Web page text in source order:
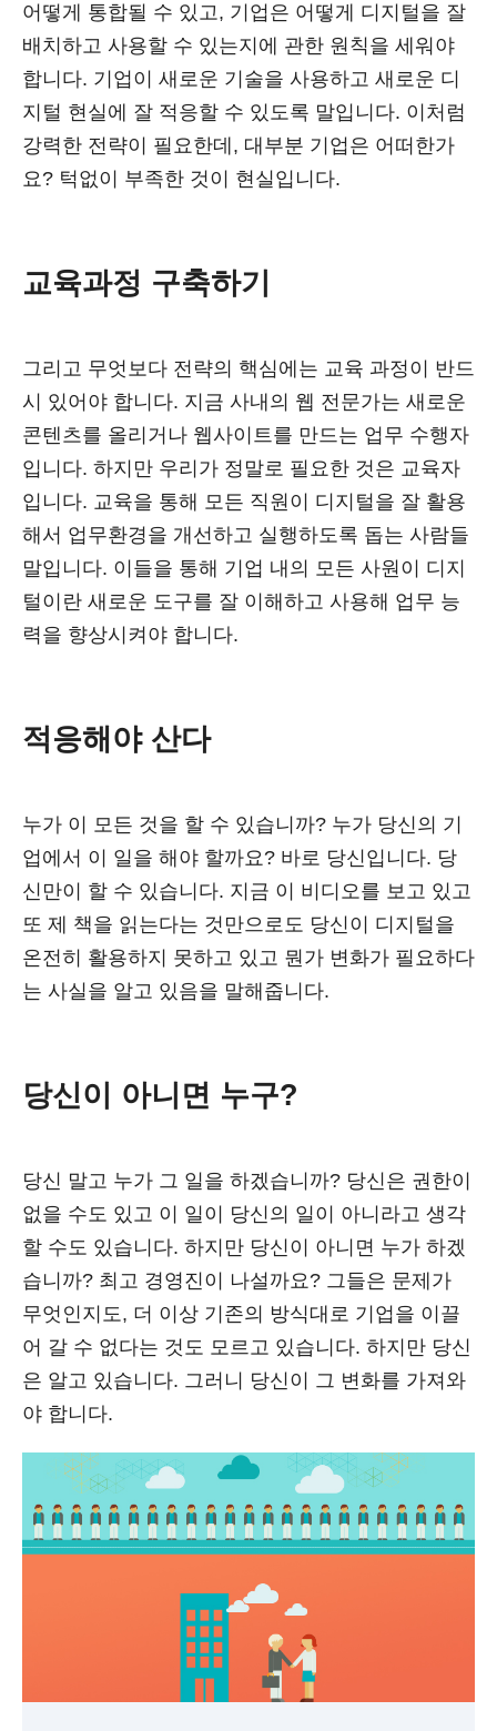
어떻게 통합될 수 있고, 기업은 어떻게 디지털을 잘
배치하고 사용할 수 있는지에 관한 원칙을 세워야
합니다. 기업이 새로운 기술을 사용하고 새로운 디
지털 현실에 잘 적응할 수 있도록 말입니다. 이처럼
강력한 전략이 필요한데, 대부분 기업은 어떠한가
요? 턱없이 부족한 것이 현실입니다.
교육과정 구축하기
그리고 무엇보다 전략의 핵심에는 교육 과정이 반드
시 있어야 합니다. 지금 사내의 웹 전문가는 새로운
콘텐츠를 올리거나 웹사이트를 만드는 업무 수행자
입니다. 하지만 우리가 정말로 필요한 것은 교육자
입니다. 교육을 통해 모든 직원이 디지털을 잘 활용
해서 업무환경을 개선하고 실행하도록 돕는 사람들
말입니다. 이들을 통해 기업 내의 모든 사원이 디지
털이란 새로운 도구를 잘 이해하고 사용해 업무 능
력을 향상시켜야 합니다.
적응해야 산다
누가 이 모든 것을 할 수 있습니까? 누가 당신의 기
업에서 이 일을 해야 할까요? 바로 당신입니다. 당
신만이 할 수 있습니다. 지금 이 비디오를 보고 있고
또 제 책을 읽는다는 것만으로도 당신이 디지털을
온전히 활용하지 못하고 있고 뭔가 변화가 필요하다
는 사실을 알고 있음을 말해줍니다.
당신이 아니면 누구?
당신 말고 누가 그 일을 하겠습니까? 당신은 권한이
없을 수도 있고 이 일이 당신의 일이 아니라고 생각
할 수도 있습니다. 하지만 당신이 아니면 누가 하겠
습니까? 최고 경영진이 나설까요? 그들은 문제가
무엇인지도, 더 이상 기존의 방식대로 기업을 이끌
어 갈 수 없다는 것도 모르고 있습니다. 하지만 당신
은 알고 있습니다. 그러니 당신이 그 변화를 가져와
야 합니다.